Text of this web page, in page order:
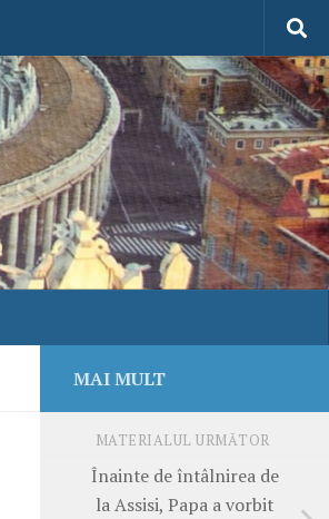
MAI MULT
MATERIALUL URMĂTOR
Înainte de întâlnirea de
la Assisi, Papa a vorbit